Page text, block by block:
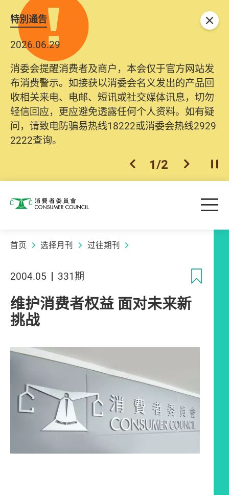
特別通告
2026.06.29
消委会提醒消费者及商户，本会仅于官方网站发
布消费警示。如接获以消委会名义发出的产品回
收相关来电、电邮、短讯或社交媒体讯息，切勿
轻信回应，更应避免透露任何个人资料。如有疑
问，请致电防骗易热线18222或消委会热线2929
2222查询。
上一个
1/2 下一个开
关闭
消费者委员会 目
首页 选择月刊 过往期刊
2004.05 331期
维护消费者权益 面对未来新
挑战